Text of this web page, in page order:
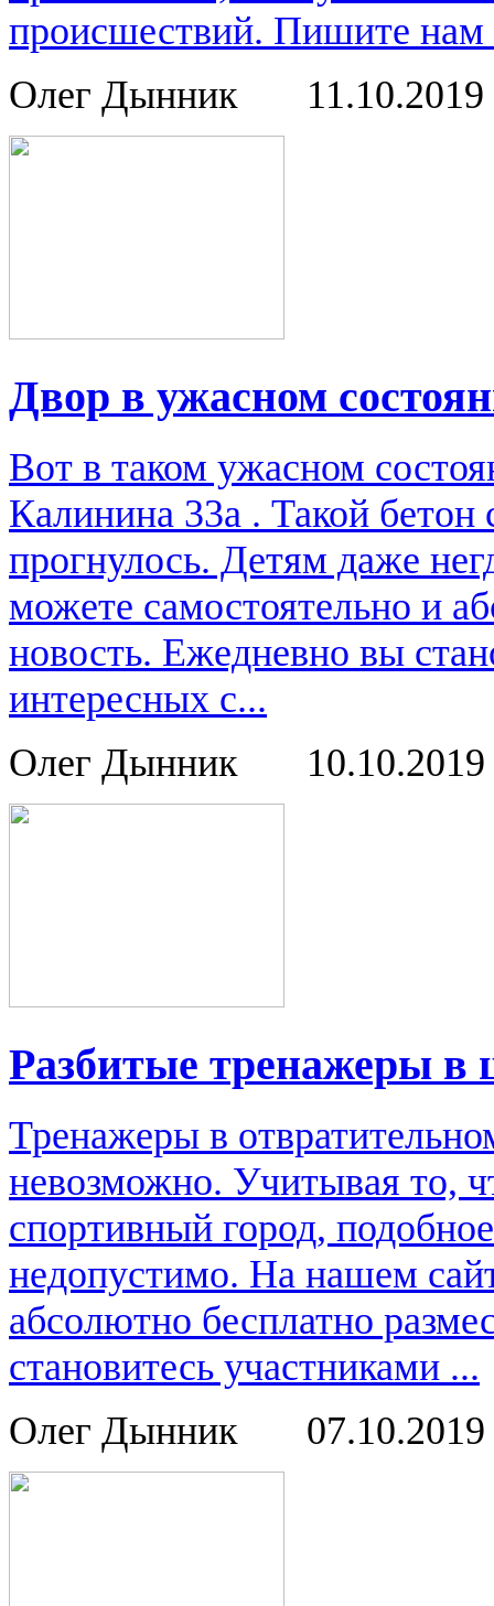
происшествий. Пишите нам
Олег Дынник
11.10.2019
Двор в ужасном
Вот в таком ужасном
Калинина 33а . Такой
прогнулось. Детям даже
можете самостоятельно и
новость. Ежедневно вы
интересных с...
Олег Дынник
10.10.2019
Разбитые тренажеры в
Тренажеры в
невозможно. Учитывая то,
спортивный город,
недопустимо. На нашем
абсолютно бесплатно
становитесь участниками ...
Олег Дынник
07.10.2019